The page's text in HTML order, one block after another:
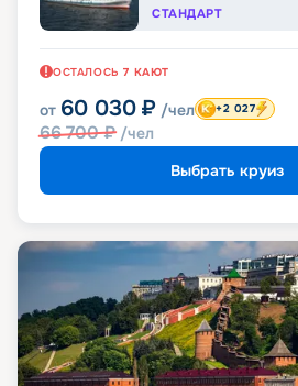
СТАНДАРТ
ОСТАЛОСЬ 7 КАЮТ
от 60 030 ₽ /чел
66 700₽ /чел
+2 027
Выбрать круиз